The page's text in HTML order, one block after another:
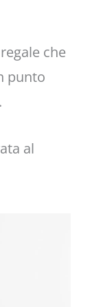
che
punto
al